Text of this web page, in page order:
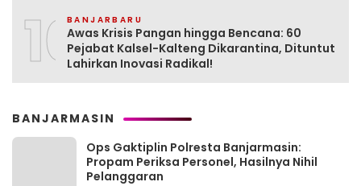
10BANJARBARU
Awas Krisis Pangan hingga Bencana: 60
Pejabat Kalsel-Kalteng Dikarantina, Dituntut
Lahirkan Inovasi Radikal!
BANJARMASIN
Ops Gaktiplin Polresta Banjarmasin:
Propam Periksa Personel, Hasilnya Nihil
Pelanggaran